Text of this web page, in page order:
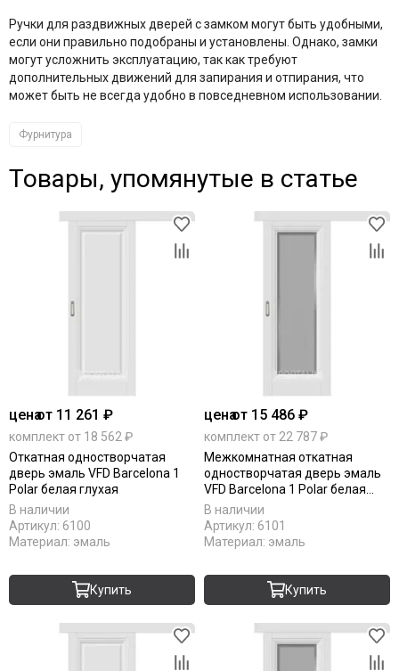
Ручки для раздвижных дверей с замком могут быть удобными,
если они правильно подобраны и установлены. Однако, замки
могут усложнить эксплуатацию, так как требуют
дополнительных движений для запирания и отпирания, что
может быть не всегда удобно в повседневном использовании.
Фурнитура
Товары, упомянутые в статье
ценаот 11 261 ₽
комплект от 18 562 ₽
Откатная одностворчатая
дверь эмаль VFD Barcelona 1
Polar белая глухая
В наличии
Артикул: 6100
Материал: эмаль
Купить
ценаот 15 486 ₽
комплект от 22 787 ₽
Межкомнатная откатная
одностворчатая дверь эмаль
VFD Barcelona 1 Polar белая
остеклённая
В наличии
Артикул: 6101
Материал: эмаль
Купить